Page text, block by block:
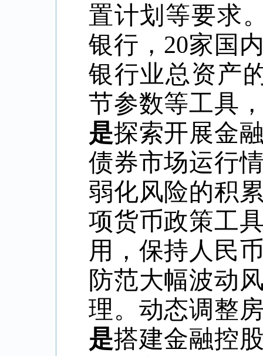
置计划等要求
银行， 20家国
银行业总资产
节参数等工具
是探索开展金
债券市场运行
弱化风险的积
项货币政策工
用，保持人民
防范大幅波动
理。动态调整
是搭建金融控